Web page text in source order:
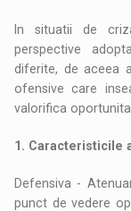
In situatii de
perspective
diferite, de aceea
ofensive care
valorifica
1. Caracteristicile
Defensiva -
punct de vedere